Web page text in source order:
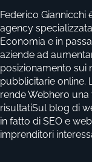
Federico
agency
Economia e in
aziende ad
posizionamento sui
pubblicitarie online.
rende Webhero
risultatiSul blog di
in fatto di SEO e
imprenditori